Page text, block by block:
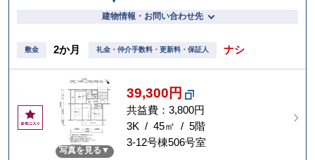
建物情報・お問い合わせ先
敷金 2か月 礼金・仲介手数料・更新料・保証人 ナシ
お
気
写真を見る
39,300円
共益費：3,800円
3K / 45㎡ / 5階
3-12号棟506号室